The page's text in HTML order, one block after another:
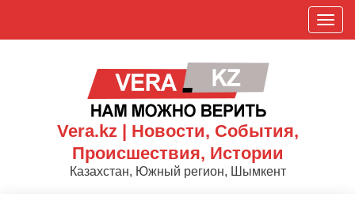
П
о
Vera.kz | Новости, События,
Происшествия, Истории
Казахстан, Южный регион, Шымкент